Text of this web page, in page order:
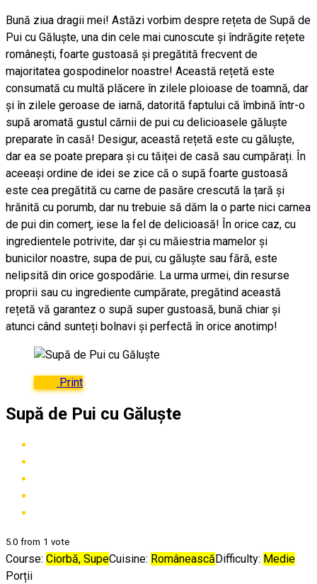
Bună ziua dragii mei! Astăzi vorbim despre rețeta de Supă de
Pui cu Găluște, una din cele mai cunoscute și îndrăgite rețete
românești, foarte gustoasă și pregătită frecvent de
majoritatea gospodinelor noastre! Această rețetă este
consumată cu multă plăcere în zilele ploioase de toamnă, dar
și în zilele geroase de iarnă, datorită faptului că îmbină într-o
supă aromată gustul cărnii de pui cu delicioasele găluște
preparate în casă! Desigur, această rețetă este cu găluște,
dar ea se poate prepara și cu tăiței de casă sau cumpărați. În
aceeași ordine de idei se zice că o supă foarte gustoasă
este cea pregătită cu carne de pasăre crescută la țară și
hrănită cu porumb, dar nu trebuie să dăm la o parte nici carnea
de pui din comerț, iese la fel de delicioasă! În orice caz, cu
ingredientele potrivite, dar și cu măiestria mamelor și
bunicilor noastre, supa de pui, cu găluște sau fără, este
nelipsită din orice gospodărie. La urma urmei, din resurse
proprii sau cu ingrediente cumpărate, pregătind această
rețetă vă garantez o supă super gustoasă, bună chiar și
atunci când sunteți bolnavi și perfectă în orice anotimp!
Print
Supă de Pui cu Găluște
5.0 from 1 vote
Course: Ciorbă, SupeCuisine: RomâneascăDifficulty: Medie
Porții